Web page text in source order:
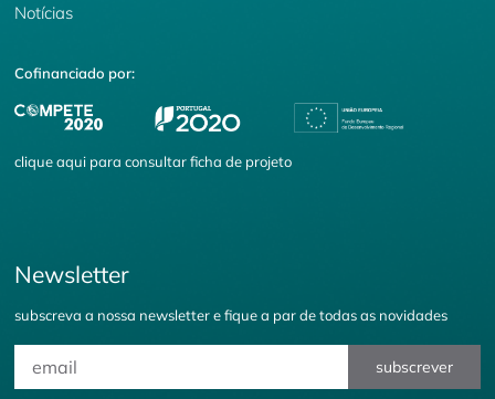
Notícias
Cofinanciado por:
cliqueaqui para consultar ficha de projeto
Newsletter
subscreva a nossa newsletter e fique a par de todas as novidades
subscrever